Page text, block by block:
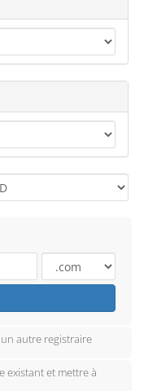
autre registraire
existant et mettre à